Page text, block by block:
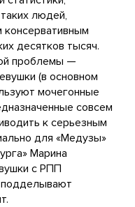
людей,
десятков тысяч.
проблемы —
(в основном
мочегонные
совсем
к серьезным
для «Медузы»
Марина
с РПП
подделывают